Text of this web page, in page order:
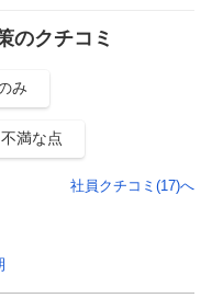
のクチコミ
み
不満な点
社員クチコミ(17)へ